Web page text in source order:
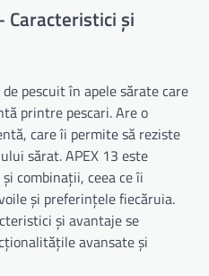
Caracteristici și
pescuit în apele sărate care
printre pescari. Are o
care îi permite să reziste
sărat. APEX 13 este
combinații, ceea ce îi
și preferințele fiecăruia.
și avantaje se
avansate și